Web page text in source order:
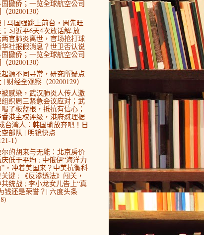
撤侨；一览全球航空公司
20200130）
| 马国强跳上前台，周先旺
习近平6天4次放话解.放
官肺炎离世，官场抢打球
社报假消息？世卫否认说
撤侨；一览全球航空公司
20200130）
源不同寻常，研究所疑点
财经全观察（20200129）
被感染，武汉肺炎人传人激
织周三紧急会议应对；武
了板蓝根，抵抗有信心；
港主权评级，港府怼理据
台湾人：韩国瑜放弃吧！日
部队 | 明镜快点
1）
的胡来与无能：北京房价
低于平均 ; 中俄伊“海洋力
，冲着美国来？中美抗衡科
键 ; 《反渗透法》闯关，
统战 ; 李小龙女儿告上“真
钱还是荣誉？| 六度头条